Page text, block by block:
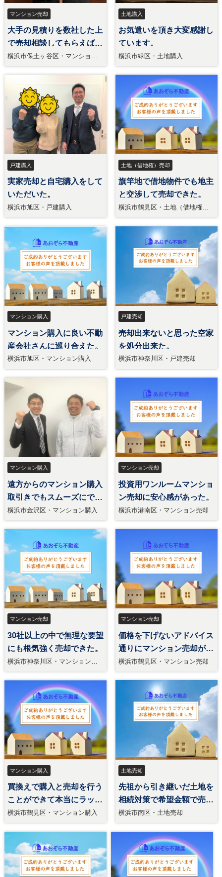
マンション売却
大手の見積りを数社した上
で売却相談してもらえば納
得。
横浜市保土ヶ谷区・マンション
土地購入
お気遣いを頂き大変感謝し
ています。
横浜市緑区・土地購入
戸建購入
実家売却と自宅購入をして
いただいた。
横浜市旭区・戸建購入
土地（借地権）売却
旗竿地で借地物件でも地主
と交渉して売却できた。
横浜市鶴見区・土地（借地権）
マンション購入
マンション購入に良い不動
産会社さんに巡り合えた。
横浜市旭区・マンション購入
戸建売却
売却出来ないと思った空家
を処分出来た。
横浜市神奈川区・戸建売却
マンション購入
遠方からのマンション購入
取引きでもスムーズにでき
た。
横浜市金沢区・マンション購入
マンション売却
投資用ワンルームマンショ
ン売却に安心感があった。
横浜市港南区・マンション売却
マンション売却
30社以上の中で無理な要望
にも根気強く売却できた。
横浜市神奈川区・マンション売
マンション売却
価格を下げないアドバイス
通りにマンション売却が出
来た。
横浜市鶴見区・マンション売却
マンション購入
買換えで購入と売却を行う
ことができて本当にラッキ
ー。
横浜市鶴見区・マンション購入
土地売却
先祖から引き継いだ土地を
相続対策で希望金額で売却
できた。
横浜市南区・土地売却